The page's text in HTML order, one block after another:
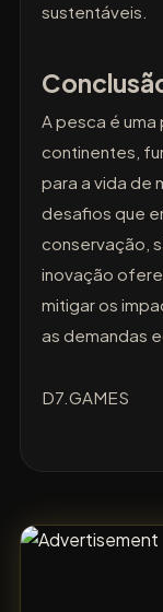
sustentáveis.
A pesca é
continentes,
para a vida de
desafios que
conservação,
inovação
mitigar os
as demandas
D7.GAMES